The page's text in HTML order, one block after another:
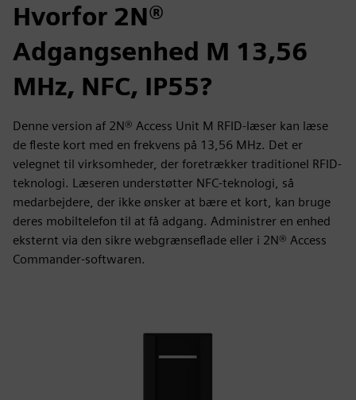
Hvorfor 2N®
Adgangsenhed M 13,56
MHz, NFC, IP55?
Denne version af 2N® Access Unit M RFID-læser kan læse
de fleste kort med en frekvens på 13,56 MHz. Det er
velegnet til virksomheder, der foretrækker traditionel RFID-
teknologi. Læseren understøtter NFC-teknologi, så
medarbejdere, der ikke ønsker at bære et kort, kan bruge
deres mobiltelefon til at få adgang. Administrer en enhed
eksternt via den sikre webgrænseflade eller i 2N® Access
Commander-softwaren.